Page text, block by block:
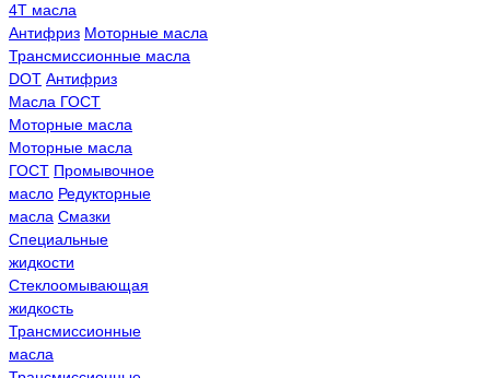
4Т масла
Антифриз Моторные масла
Трансмисcионные масла
DOT Антифриз
Масла ГОСТ
Моторные масла
Моторные масла
ГОСТ Промывочное
масло Редукторные
масла Смазки
Специальные
жидкости
Стеклоомывающая
жидкость
Трансмиссионные
масла